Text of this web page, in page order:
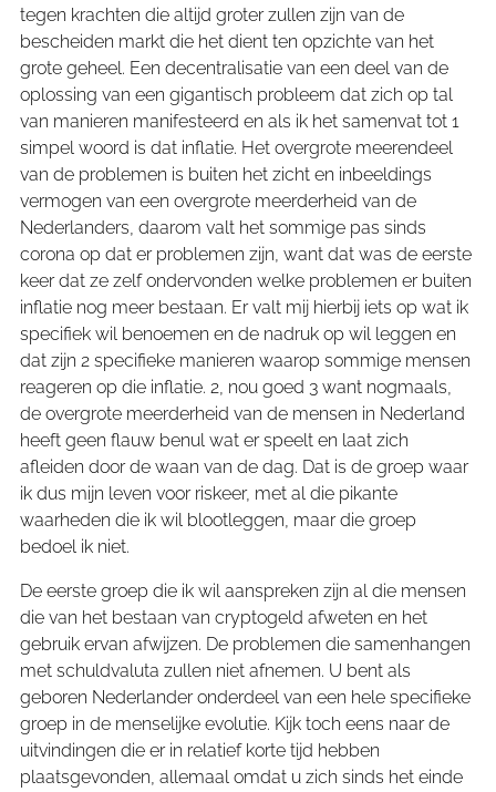
tegen krachten die altijd groter zullen zijn van de
bescheiden markt die het dient ten opzichte van het
grote geheel. Een decentralisatie van een deel van de
oplossing van een gigantisch probleem dat zich op tal
van manieren manifesteerd en als ik het samenvat tot 1
simpel woord is dat inflatie. Het overgrote meerendeel
van de problemen is buiten het zicht en inbeeldings
vermogen van een overgrote meerderheid van de
Nederlanders, daarom valt het sommige pas sinds
corona op dat er problemen zijn, want dat was de eerste
keer dat ze zelf ondervonden welke problemen er buiten
inflatie nog meer bestaan. Er valt mij hierbij iets op wat ik
specifiek wil benoemen en de nadruk op wil leggen en
dat zijn 2 specifieke manieren waarop sommige mensen
reageren op die inflatie. 2, nou goed 3 want nogmaals,
de overgrote meerderheid van de mensen in Nederland
heeft geen flauw benul wat er speelt en laat zich
afleiden door de waan van de dag. Dat is de groep waar
ik dus mijn leven voor riskeer, met al die pikante
waarheden die ik wil blootleggen, maar die groep
bedoel ik niet.
De eerste groep die ik wil aanspreken zijn al die mensen
die van het bestaan van cryptogeld afweten en het
gebruik ervan afwijzen. De problemen die samenhangen
met schuldvaluta zullen niet afnemen. U bent als
geboren Nederlander onderdeel van een hele specifieke
groep in de menselijke evolutie. Kijk toch eens naar de
uitvindingen die er in relatief korte tijd hebben
plaatsgevonden, allemaal omdat u zich sinds het einde